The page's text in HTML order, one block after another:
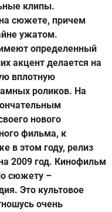
клипы.
сюжете, причем
ужатом.
определенный
акцент делается на
вплотную
роликов. На
нового
фильма, к
в этом году, релиз
2009 год. Кинофильм
сюжету –
Это культовое
очень